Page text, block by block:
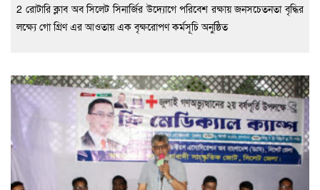
2 রোটারি ক্লাব অব সিলেট সিনার্জির উদ্যোগে পরিবেশ রক্ষায় জনসচেতনতা বৃদ্ধির
লক্ষ্যে গো গ্রিণ এর আওতায় এক বৃক্ষরোপণ কর্মসূচি অনুষ্ঠিত